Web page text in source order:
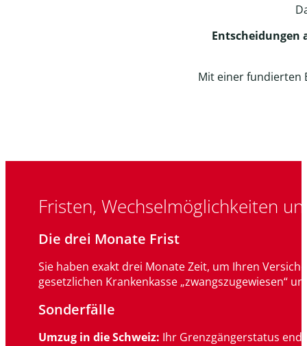
Entscheidungen
Mit einer fundierten
Fristen, Wechselmöglichkeiten
Die drei Monate Frist
Sie haben exakt drei Monate Zeit, um Ihren
gesetzlichen Krankenkasse „zwangszugewiesen“
Sonderfälle
Umzug in die Schweiz: Ihr Grenzgängerstatus